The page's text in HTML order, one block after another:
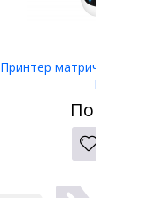
Принтер матричный
LW-400
По